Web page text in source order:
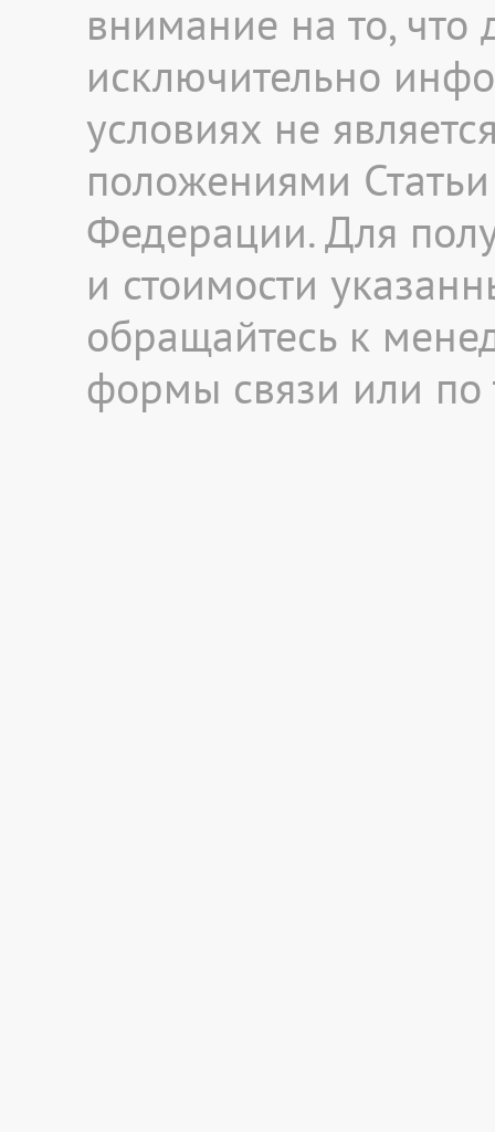
внимание на то, что
исключительно
условиях не
положениями
Федерации. Для
и стоимости
обращайтесь к
формы связи или по